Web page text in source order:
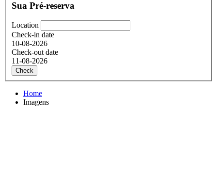
Sua Pré-reserva
Location
Check-in date
10-08-2026
Check-out date
11-08-2026
Check
Home
Imagens